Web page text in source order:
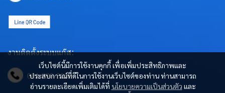
เว็บไซต์นี้มีการใช้งานคุกกี้ เพื่อเพิ่มประสิทธิภาพและ
ประสบการณ์ที่ดีในการใช้งานเว็บไซต์ของท่าน ท่านสามารถ
อ่านรายละเอียดเพิ่มเติมได้ที่ นโยบายความเป็นส่วนตัว และ
งานติดตั้งระบบแก๊ส:
081-890-3290